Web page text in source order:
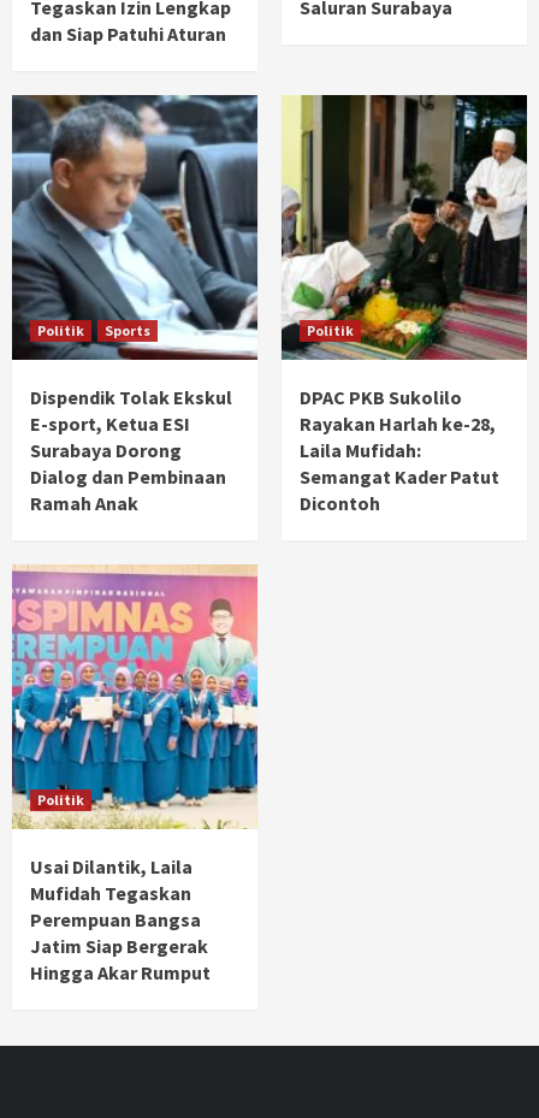
Tegaskan Izin Lengkap
dan Siap Patuhi Aturan
Saluran Surabaya
Politik Sports
Dispendik Tolak Ekskul
E-sport, Ketua ESI
Surabaya Dorong
Dialog dan Pembinaan
Ramah Anak
Politik
DPAC PKB Sukolilo
Rayakan Harlah ke-28,
Laila Mufidah:
Semangat Kader Patut
Dicontoh
Politik
Usai Dilantik, Laila
Mufidah Tegaskan
Perempuan Bangsa
Jatim Siap Bergerak
Hingga Akar Rumput